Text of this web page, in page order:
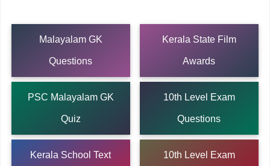
Malayalam GK
Questions
Kerala State Film
Awards
PSC Malayalam GK
Quiz
10th Level Exam
Questions
Kerala School Text 10th Level Exam